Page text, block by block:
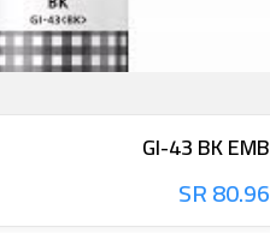
GI-43 BK EMB
80.96 SR